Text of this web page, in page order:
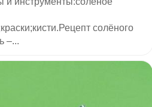
солёного
–...